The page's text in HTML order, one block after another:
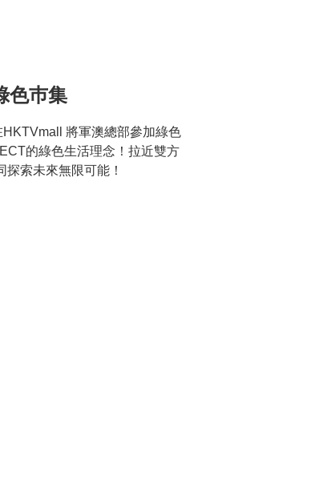
色巿集
將軍澳總部參加綠色
的綠色生活理念！拉近雙方
索未來無限可能！